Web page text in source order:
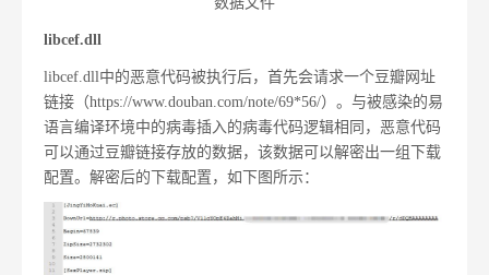
libcef.dll
libcef.dll中的恶意代码被执行后，首先会请求一个豆瓣网址
链接（https://www.douban.com/note/69*56/）。与被感染的易
语言编译环境中的病毒插入的病毒代码逻辑相同，恶意代码
可以通过豆瓣链接存放的数据，该数据可以解密出一组下载
配置。解密后的下载配置，如下图所示：